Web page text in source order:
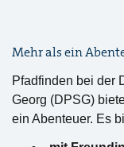
Mehr als ein
Pfadfinden bei der
Georg (DPSG)
ein Abenteuer. Es